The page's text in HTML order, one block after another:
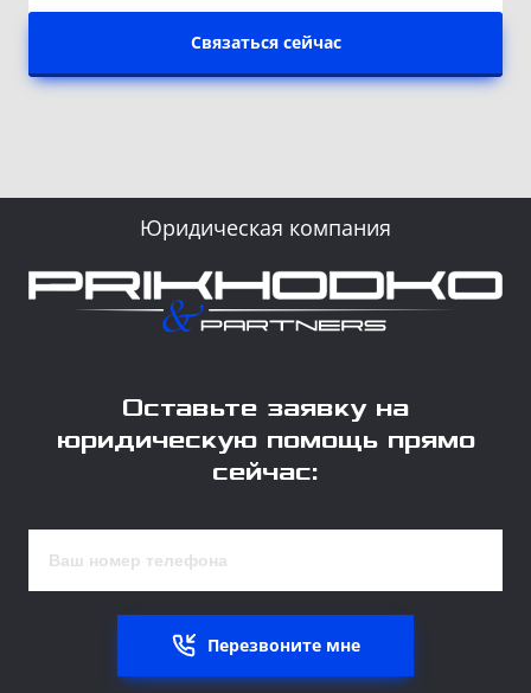
Связаться сейчас
Юридическая компания
Оставьте заявку на
юридическую помощь прямо
сейчас:
Перезвоните мне